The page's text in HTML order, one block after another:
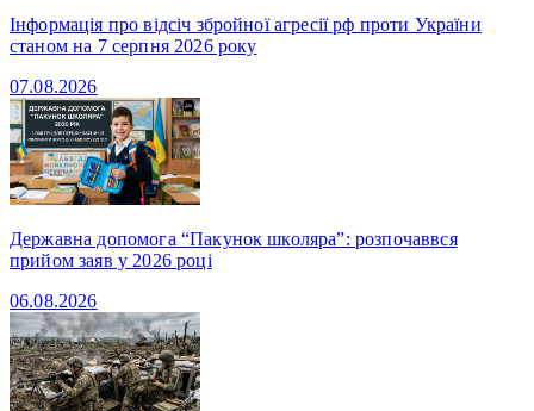
Інформація про відсіч збройної агресії рф проти України
станом на 7 серпня 2026 року
07.08.2026
Державна допомога “Пакунок школяра”: розпочаввся
прийом заяв у 2026 році
06.08.2026